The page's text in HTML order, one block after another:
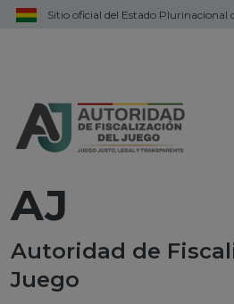
Sitio oficial del Estado Plurinacional
AJ
Autoridad de
Juego